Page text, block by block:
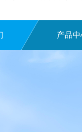
产品中